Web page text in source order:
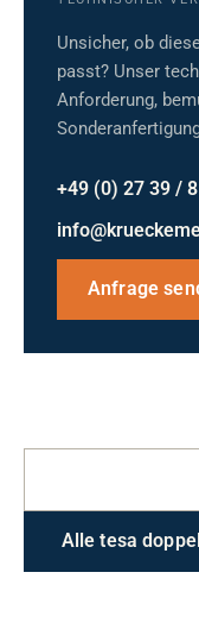
Unsicher, ob
passt? Unser
Anforderung,
+49 (0) 27 39 /
Anfrage
Alle tesa